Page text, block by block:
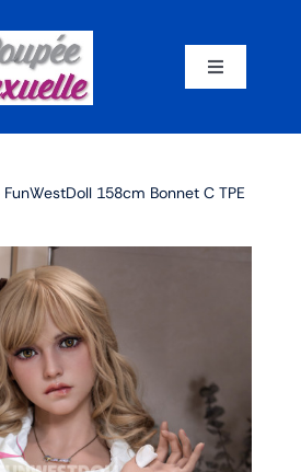
Toggle
FunWestDoll 158cm Bonnet C TPE